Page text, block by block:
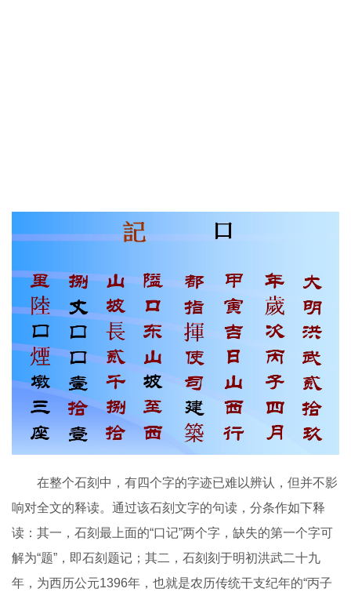
在整个石刻中，有四个字的字迹已难以辨认，但并不影
响对全文的释读。通过该石刻文字的句读，分条作如下释
读：其一，石刻最上面的“口记”两个字，缺失的第一个字可
解为“题”，即石刻题记；其二，石刻刻于明初洪武二十九
年，为西历公元1396年，也就是农历传统干支纪年的“丙子